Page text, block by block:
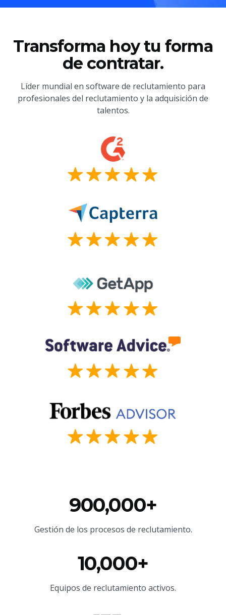
Transforma hoy tu forma
de contratar.
Líder mundial en software de reclutamiento para
profesionales del reclutamiento y la adquisición de
talentos.
900,000+
Gestión de los procesos de reclutamiento.
10,000+
Equipos de reclutamiento activos.